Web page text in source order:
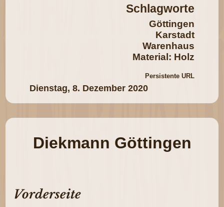
Dienstag, 8. Dezember 2020
Schlagworte
Göttingen
Karstadt
Warenhaus
Material: Holz
Persistente URL
Diekmann Göttingen
Vorderseite